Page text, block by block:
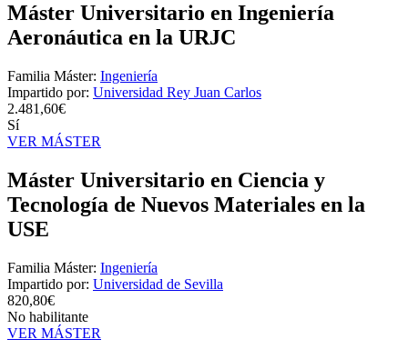
Máster Universitario en Ingeniería
Aeronáutica en la URJC
Familia Máster: Ingeniería
Impartido por: Universidad Rey Juan Carlos
2.481,60€
Sí
VER MÁSTER
Máster Universitario en Ciencia y
Tecnología de Nuevos Materiales en la
USE
Familia Máster: Ingeniería
Impartido por: Universidad de Sevilla
820,80€
No habilitante
VER MÁSTER